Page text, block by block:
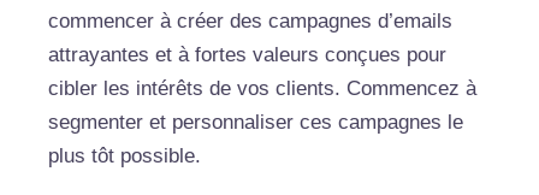
commencer à créer des campagnes d’emails
attrayantes et à fortes valeurs conçues pour
cibler les intérêts de vos clients. Commencez à
segmenter et personnaliser ces campagnes le
plus tôt possible.